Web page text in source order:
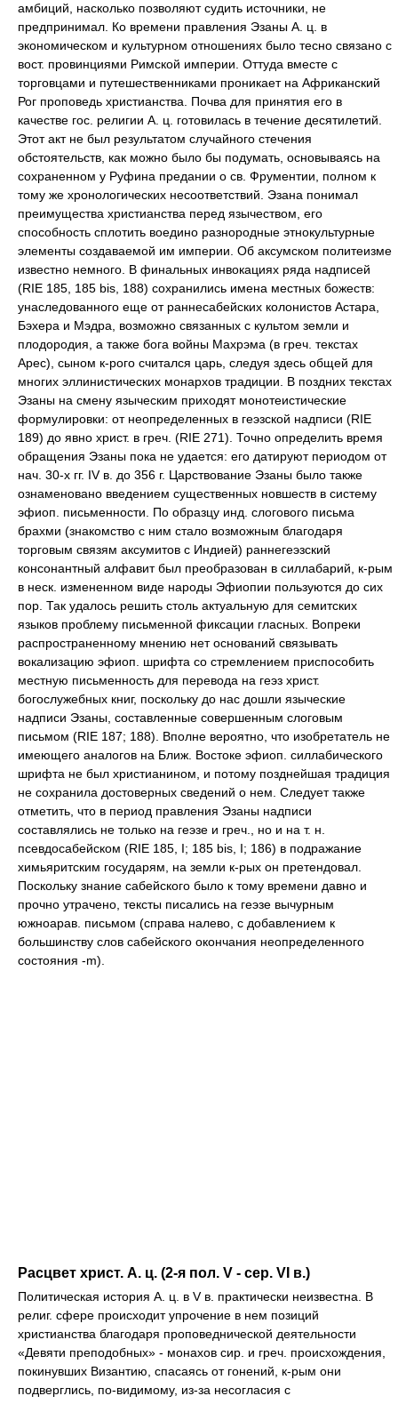
амбиций, насколько позволяют судить источники, не
предпринимал. Ко времени правления Эзаны А. ц. в
экономическом и культурном отношениях было тесно связано с
вост. провинциями Римской империи. Оттуда вместе с
торговцами и путешественниками проникает на Африканский
Рог проповедь христианства. Почва для принятия его в
качестве гос. религии А. ц. готовилась в течение десятилетий.
Этот акт не был результатом случайного стечения
обстоятельств, как можно было бы подумать, основываясь на
сохраненном у Руфина предании о св. Фрументии, полном к
тому же хронологических несоответствий. Эзана понимал
преимущества христианства перед язычеством, его
способность сплотить воедино разнородные этнокультурные
элементы создаваемой им империи. Об аксумском политеизме
известно немного. В финальных инвокациях ряда надписей
(RIE 185, 185 bis, 188) сохранились имена местных божеств:
унаследованного еще от раннесабейских колонистов Астара,
Бэхера и Мэдра, возможно связанных с культом земли и
плодородия, а также бога войны Махрэма (в греч. текстах
Арес), сыном к-рого считался царь, следуя здесь общей для
многих эллинистических монархов традиции. В поздних текстах
Эзаны на смену языческим приходят монотеистические
формулировки: от неопределенных в геэзской надписи (RIE
189) до явно христ. в греч. (RIE 271). Точно определить время
обращения Эзаны пока не удается: его датируют периодом от
нач. 30-х гг. IV в. до 356 г. Царствование Эзаны было также
ознаменовано введением существенных новшеств в систему
эфиоп. письменности. По образцу инд. слогового письма
брахми (знакомство с ним стало возможным благодаря
торговым связям аксумитов с Индией) раннегеэзский
консонантный алфавит был преобразован в силлабарий, к-рым
в неск. измененном виде народы Эфиопии пользуются до сих
пор. Так удалось решить столь актуальную для семитских
языков проблему письменной фиксации гласных. Вопреки
распространенному мнению нет оснований связывать
вокализацию эфиоп. шрифта со стремлением приспособить
местную письменность для перевода на геэз христ.
богослужебных книг, поскольку до нас дошли языческие
надписи Эзаны, составленные совершенным слоговым
письмом (RIE 187; 188). Вполне вероятно, что изобретатель не
имеющего аналогов на Ближ. Востоке эфиоп. силлабического
шрифта не был христианином, и потому позднейшая традиция
не сохранила достоверных сведений о нем. Следует также
отметить, что в период правления Эзаны надписи
составлялись не только на геэзе и греч., но и на т. н.
псевдосабейском (RIE 185, I; 185 bis, I; 186) в подражание
химьяритским государям, на земли к-рых он претендовал.
Поскольку знание сабейского было к тому времени давно и
прочно утрачено, тексты писались на геэзе вычурным
южноарав. письмом (справа налево, с добавлением к
большинству слов сабейского окончания неопределенного
состояния -m).
Расцвет христ. А. ц. (2-я пол. V - сер. VI в.)
Политическая история А. ц. в V в. практически неизвестна. В
религ. сфере происходит упрочение в нем позиций
христианства благодаря проповеднической деятельности
«Девяти преподобных» - монахов сир. и греч. происхождения,
покинувших Византию, спасаясь от гонений, к-рым они
подверглись, по-видимому, из-за несогласия с